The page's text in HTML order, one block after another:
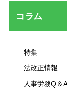
コラム
特集
法改正情報
人事労務Q＆A